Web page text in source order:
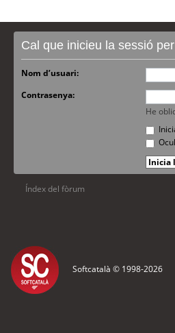
Cal que inicieu la sessió
Nom d’usuari:
Contrasenya:
He
Índex del fòrum
Softcatalà © 1998-2026